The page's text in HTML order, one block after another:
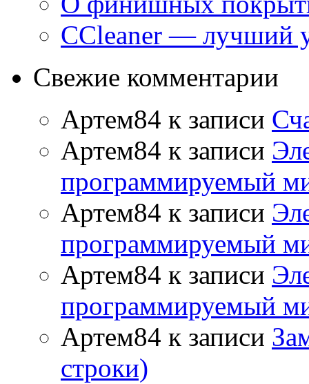
CCleaner — лучший
Свежие комментарии
Артем84 к записи
Артем84 к записи
программируемый
Артем84 к записи
программируемый
Артем84 к записи
программируемый
Артем84 к записи
строки)